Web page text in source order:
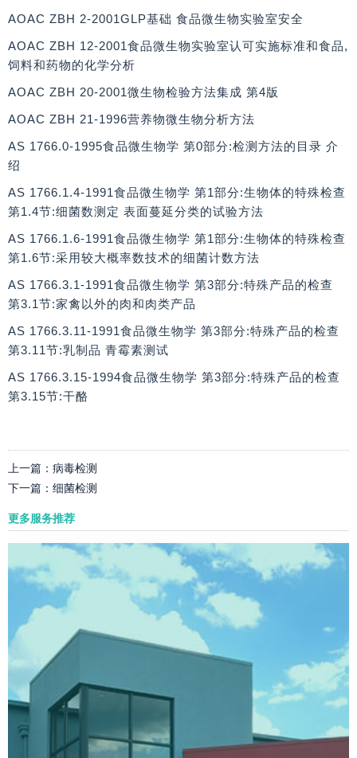
AOAC ZBH 2-2001GLP基础 食品微生物实验室安全
AOAC ZBH 12-2001食品微生物实验室认可实施标准和食品,
饲料和药物的化学分析
AOAC ZBH 20-2001微生物检验方法集成 第4版
AOAC ZBH 21-1996营养物微生物分析方法
AS 1766.0-1995食品微生物学 第0部分:检测方法的目录 介
绍
AS 1766.1.4-1991食品微生物学 第1部分:生物体的特殊检查
第1.4节:细菌数测定 表面蔓延分类的试验方法
AS 1766.1.6-1991食品微生物学 第1部分:生物体的特殊检查
第1.6节:采用较大概率数技术的细菌计数方法
AS 1766.3.1-1991食品微生物学 第3部分:特殊产品的检查
第3.1节:家禽以外的肉和肉类产品
AS 1766.3.11-1991食品微生物学 第3部分:特殊产品的检查
第3.11节:乳制品 青霉素测试
AS 1766.3.15-1994食品微生物学 第3部分:特殊产品的检查
第3.15节:干酪
上一篇： 病毒检测
下一篇： 细菌检测
更多服务推荐